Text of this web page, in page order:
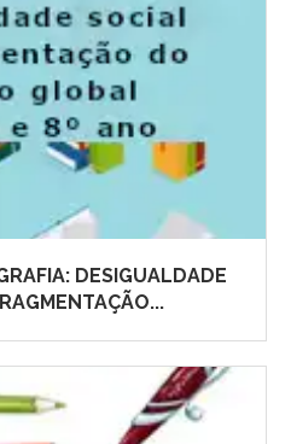
DESIGUALDADE